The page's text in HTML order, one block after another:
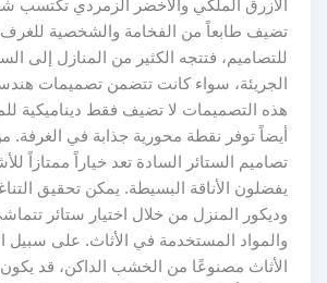
الأزرق الملكي والأخضر الزمردي تكتسب
تضيف طابعاً من الفخامة والشخصية للغرف.
للتصاميم، فتتجه الكثير من المنازل إلى
الجريئة، سواء كانت تتضمن تصميمات هندسية
هذه التصميمات لا تضيف فقط ديناميكية
أيضاً توفر نقطة محورية جذابة في الغرفة. من
تصاميم الستائر السادة تعد خياراً ممتازاً
يفضلون الأناقة البسيطة. يمكن تحقيق التناغم
وديكور المنزل من خلال اختيار ستائر تتماشى
والمواد المستخدمة في الأثاث. على سبيل
الأثاث مصنوعًا من الخشب الداكن، قد يكون من